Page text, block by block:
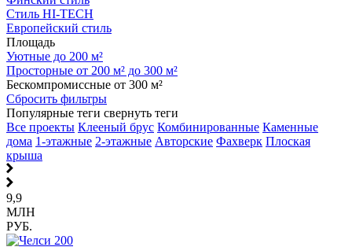
Стиль HI-TECH
Европейский стиль
Площадь
Уютные до 200 м²
Просторные от 200 м² до 300 м²
Бескомпромиссные от 300 м²
Сбросить фильтры
Популярные теги свернуть теги
Все проекты Клееный брус Комбинированные Каменные
дома 1-этажные 2-этажные Авторские Фахверк Плоская
крыша
9,9
МЛН
РУБ.